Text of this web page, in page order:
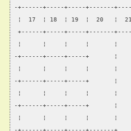
-+------+-----+-----+-------
¦  17  ¦ 18  ¦ 19  ¦  20   ¦
+------+-----+-----+-------
¦      ¦     ¦     ¦       ¦
-+------+-----+-----+       ¦
¦      ¦     ¦     ¦       ¦
-+------+-----+-----+       ¦
¦      ¦     ¦     ¦       ¦
-+------+-----+-----+       ¦
¦      ¦     ¦     ¦       ¦